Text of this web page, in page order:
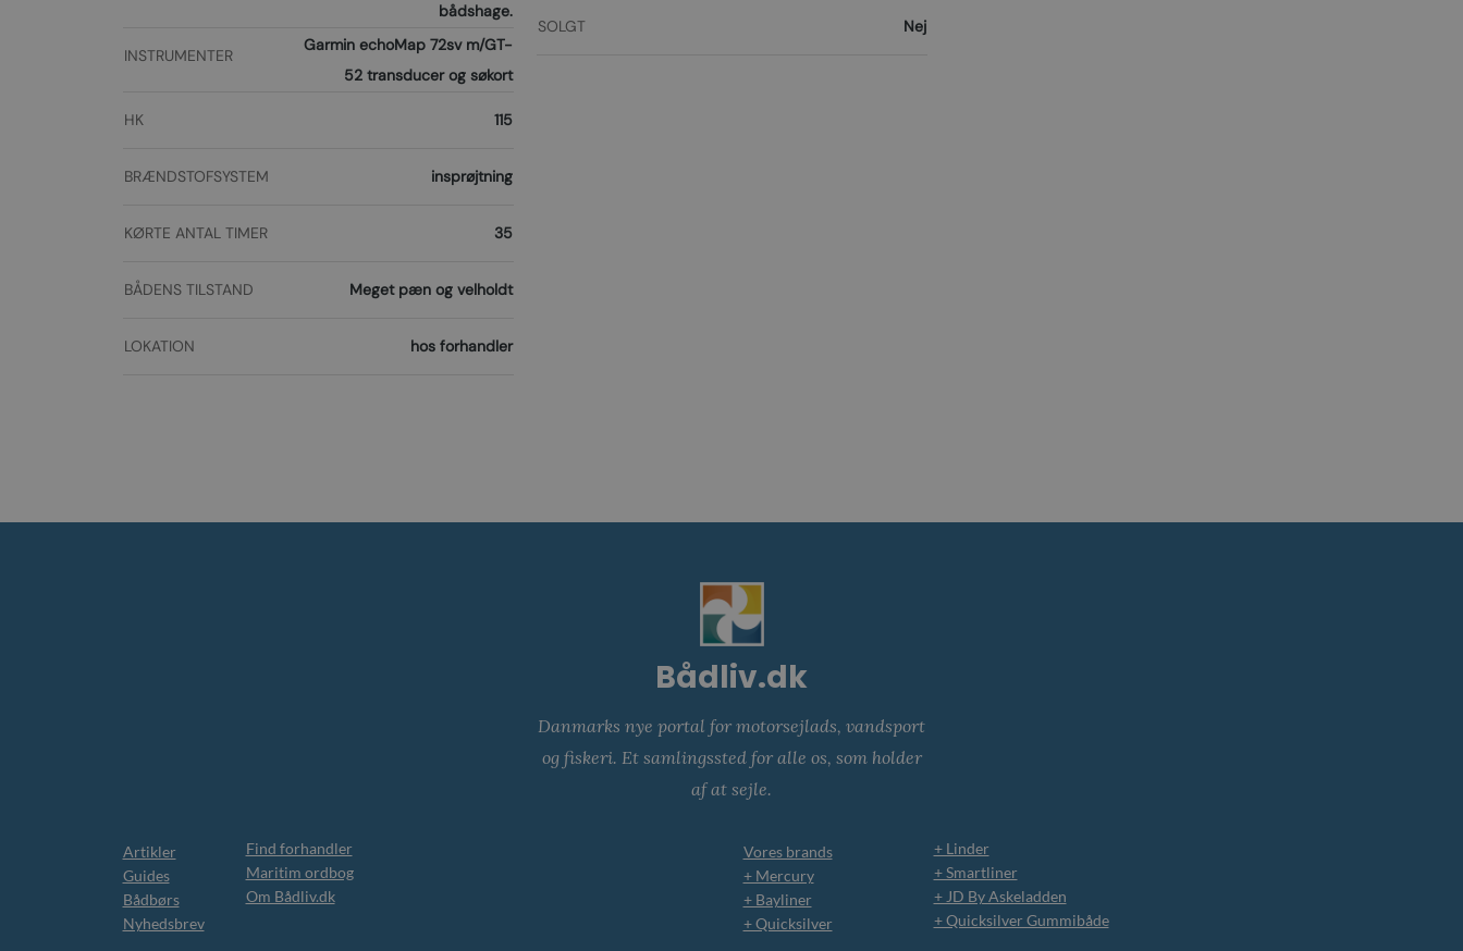
bådshage.
INSTRUMENTER
Garmin echoMap 72sv m/GT-
52 transducer og søkort
HK 115
BRÆNDSTOFSYSTEM insprøjtning
KØRTE ANTAL TIMER 35
BÅDENS TILSTAND Meget pæn og velholdt
LOKATION hos forhandler
SOLGT Nej
Bådliv.dk
Danmarks nye portal for motorsejlads, vandsport
og fiskeri. Et samlingssted for alle os, som holder
af at sejle.
Artikler
Guides
Bådbørs
Nyhedsbrev
Find forhandler
Maritim ordbog
Om Bådliv.dk
Vores brands
+ Mercury
+ Bayliner
+ Quicksilver
+ Linder
+ Smartliner
+ JD By Askeladden
+ Quicksilver Gummibåde